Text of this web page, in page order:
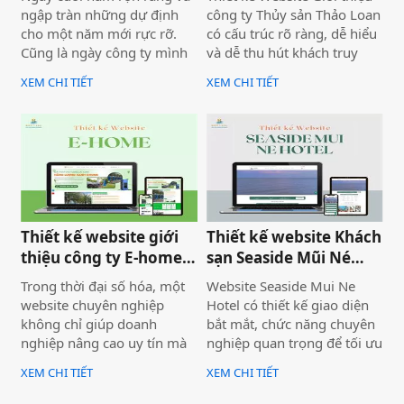
ngập tràn những dự định
cho một năm mới rực rỡ.
Cũng là ngày công ty mình
bàn giao dự án thiết kế
website Mira Tour Mũi Né –
một website chuyên về tour
du lịch và thuê xe
XEM CHI TIẾT
công ty Thủy sản Thảo Loan
có cấu trúc rõ ràng, dễ hiểu
và dễ thu hút khách truy
cập vào website giúp truyền
tải thông tin hiệu quả. Với
màu xanh dương và đỏ làm
nổi bật lên những nội dung
chính của website.
XEM CHI TIẾT
Thiết kế website giới
thiệu công ty E-home
Bình Thuận
Trong thời đại số hóa, một
website chuyên nghiệp
không chỉ giúp doanh
nghiệp nâng cao uy tín mà
còn là công cụ tiếp cận
khách hàng hiệu quả. Dịch
XEM CHI TIẾT
Thiết kế website Khách
sạn Seaside Mũi Né
chuyên nghiệp
Website Seaside Mui Ne
Hotel có thiết kế giao diện
bắt mắt, chức năng chuyên
nghiệp quan trọng để tối ưu
trải nghiệm người dùng và
hỗ trợ hoạt động kinh
doanh hiệu quả.Một
XEM CHI TIẾT